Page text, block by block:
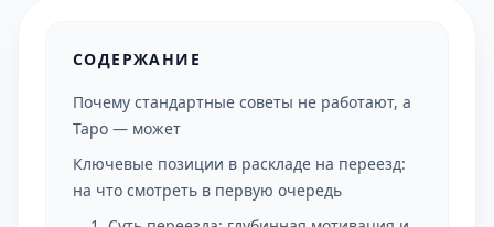
СОДЕРЖАНИЕ
Почему стандартные советы не работают, а
Таро — может
Ключевые позиции в раскладе на переезд:
на что смотреть в первую очередь